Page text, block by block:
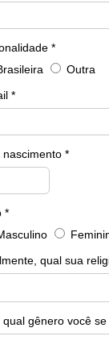
*
Outra
*
nascimento *
*
qual sua
qual gênero você